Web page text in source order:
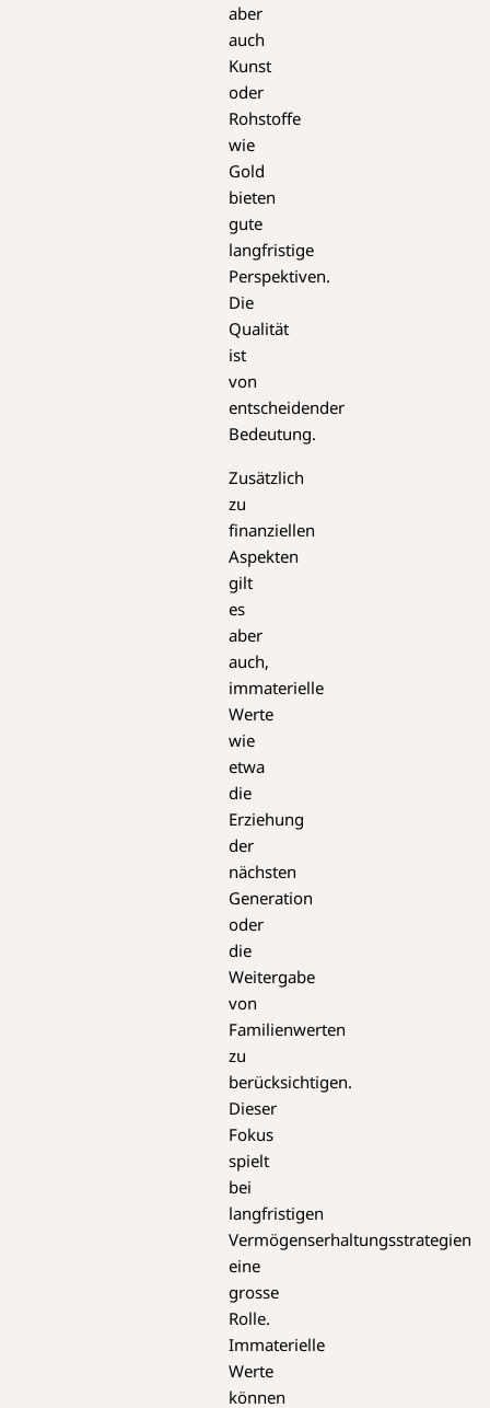
aber
auch
Kunst
oder
Rohstoffe
wie
Gold
bieten
gute
langfristige
Perspektiven.
Die
Qualität
ist
von
entscheidender
Bedeutung.
Zusätzlich
zu
finanziellen
Aspekten
gilt
es
aber
auch,
immaterielle
Werte
wie
etwa
die
Erziehung
der
nächsten
Generation
oder
die
Weitergabe
von
Familienwerten
zu
berücksichtigen.
Dieser
Fokus
spielt
bei
langfristigen
Vermögenserhaltungsstrategien
eine
grosse
Rolle.
Immaterielle
Werte
können